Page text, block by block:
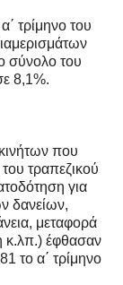
τρίμηνο του
σύνολο του
8,1%.
που
τραπεζικού
για
δανείων,
μεταφορά
κ.λπ.) έφθασαν
το α΄ τρίμηνο